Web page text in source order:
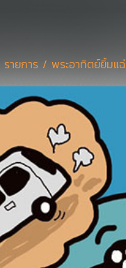
รายการ /พระอาทิตย์ยิ้มแ